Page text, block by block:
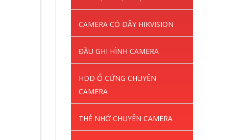
CAMERA CÓ DÂY HIKVISION
ĐẦU GHI HÌNH CAMERA
HDD Ổ CỨNG CHUYÊN
CAMERA
THẺ NHỚ CHUYÊN CAMERA